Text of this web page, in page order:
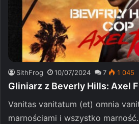
SithFrog 10/07/2024 7 1 045
Gliniarz z Beverly Hills: Axel
Vanitas vanitatum (et) omnia
marnościami i wszystko